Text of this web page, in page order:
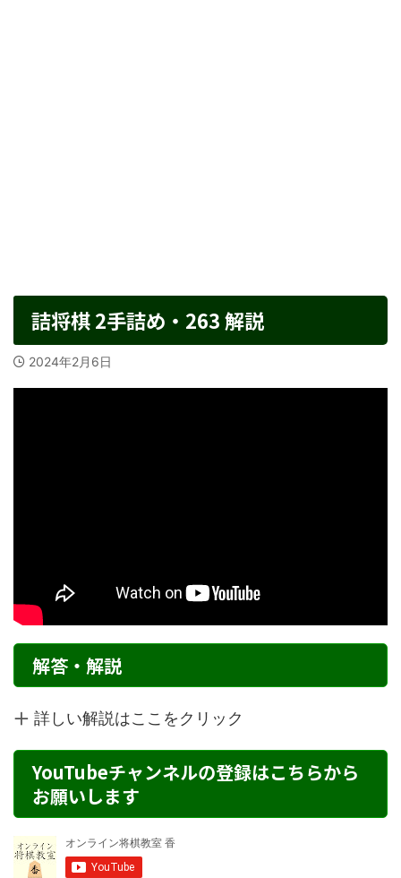
詰将棋 2手詰め・263 解説
2024年2月6日
解答・解説
詳しい解説はここをクリック
YouTubeチャンネルの登録はこちらから
お願いします